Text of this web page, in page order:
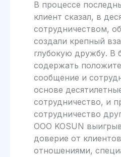
В процессе
клиент сказал, в
сотрудничеством,
создали крепный
глубокую дружбу. В
содержать
сообщение и
основе
сотрудничество, и
сотрудничество
ООО KOSUN
доверие от
отношениями,